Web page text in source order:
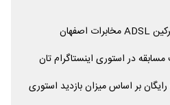
ADSLمخابرات اصفهان
در استوری اینستاگرام تان
بر اساس میزان بازدید استوری